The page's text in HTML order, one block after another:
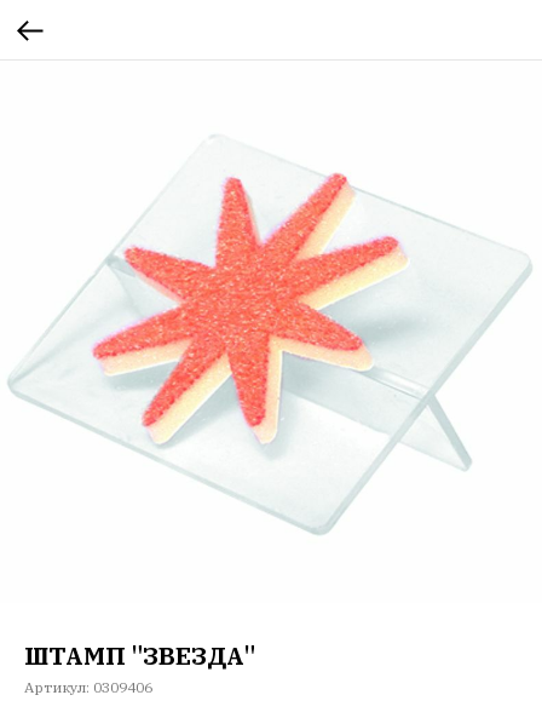
ШТАМП "ЗВЕЗДА"
Артикул: 0309406